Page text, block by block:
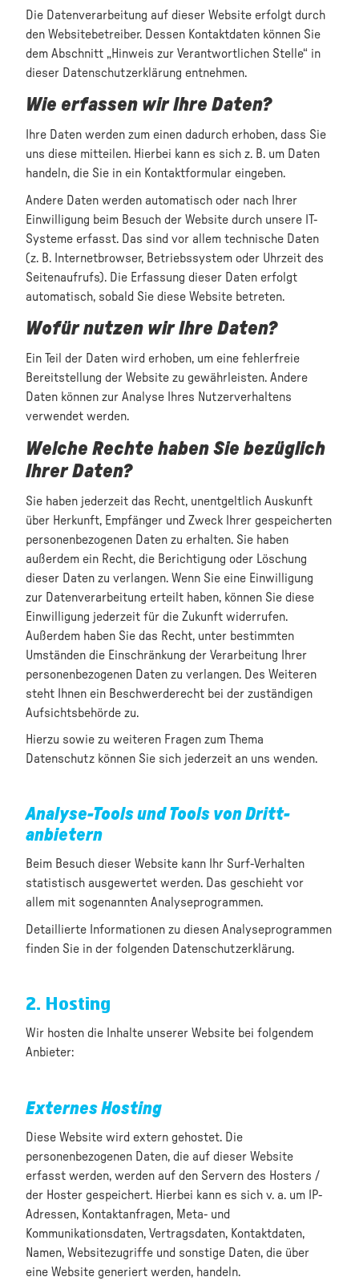
Die Datenverarbeitung auf dieser Website erfolgt durch
den Websitebetreiber. Dessen Kontaktdaten können Sie
dem Abschnitt „Hinweis zur Verantwortlichen Stelle“ in
dieser Datenschutzerklärung entnehmen.
Wie erfassen wir Ihre Daten?
Ihre Daten werden zum einen dadurch erhoben, dass Sie
uns diese mitteilen. Hierbei kann es sich z. B. um Daten
handeln, die Sie in ein Kontaktformular eingeben.
Andere Daten werden automatisch oder nach Ihrer
Einwilligung beim Besuch der Website durch unsere IT-
Systeme erfasst. Das sind vor allem technische Daten
(z. B. Internetbrowser, Betriebssystem oder Uhrzeit des
Seitenaufrufs). Die Erfassung dieser Daten erfolgt
automatisch, sobald Sie diese Website betreten.
Wofür nutzen wir Ihre Daten?
Ein Teil der Daten wird erhoben, um eine fehlerfreie
Bereitstellung der Website zu gewährleisten. Andere
Daten können zur Analyse Ihres Nutzerverhaltens
verwendet werden.
Welche Rechte haben Sie bezüglich
Ihrer Daten?
Sie haben jederzeit das Recht, unentgeltlich Auskunft
über Herkunft, Empfänger und Zweck Ihrer gespeicherten
personenbezogenen Daten zu erhalten. Sie haben
außerdem ein Recht, die Berichtigung oder Löschung
dieser Daten zu verlangen. Wenn Sie eine Einwilligung
zur Datenverarbeitung erteilt haben, können Sie diese
Einwilligung jederzeit für die Zukunft widerrufen.
Außerdem haben Sie das Recht, unter bestimmten
Umständen die Einschränkung der Verarbeitung Ihrer
personenbezogenen Daten zu verlangen. Des Weiteren
steht Ihnen ein Beschwerderecht bei der zuständigen
Aufsichtsbehörde zu.
Hierzu sowie zu weiteren Fragen zum Thema
Datenschutz können Sie sich jederzeit an uns wenden.
Analyse-Tools und Tools von Dritt­
anbietern
Beim Besuch dieser Website kann Ihr Surf-Verhalten
statistisch ausgewertet werden. Das geschieht vor
allem mit sogenannten Analyseprogrammen.
Detaillierte Informationen zu diesen Analyseprogrammen
finden Sie in der folgenden Datenschutzerklärung.
2. Hosting
Wir hosten die Inhalte unserer Website bei folgendem
Anbieter:
Externes Hosting
Diese Website wird extern gehostet. Die
personenbezogenen Daten, die auf dieser Website
erfasst werden, werden auf den Servern des Hosters /
der Hoster gespeichert. Hierbei kann es sich v. a. um IP-
Adressen, Kontaktanfragen, Meta- und
Kommunikationsdaten, Vertragsdaten, Kontaktdaten,
Namen, Websitezugriffe und sonstige Daten, die über
eine Website generiert werden, handeln.